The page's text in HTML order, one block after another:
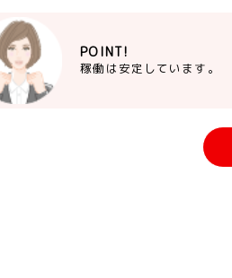
POINT!
稼働は安定しています。